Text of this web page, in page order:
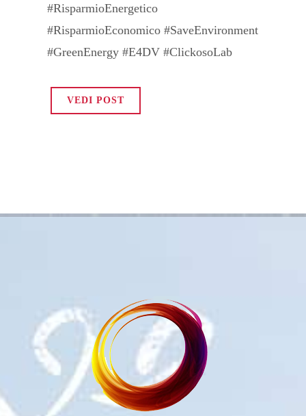
#RisparmioEnergetico
#RisparmioEconomico #SaveEnvironment
#GreenEnergy #E4DV #ClickosoLab
VEDI POST